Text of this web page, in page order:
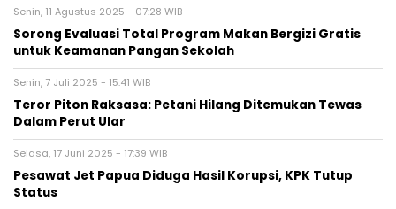
Senin, 11 Agustus 2025 - 07:28 WIB
Sorong Evaluasi Total Program Makan Bergizi Gratis
untuk Keamanan Pangan Sekolah
Senin, 7 Juli 2025 - 15:41 WIB
Teror Piton Raksasa: Petani Hilang Ditemukan Tewas
Dalam Perut Ular
Selasa, 17 Juni 2025 - 17:39 WIB
Pesawat Jet Papua Diduga Hasil Korupsi, KPK Tutup
Status